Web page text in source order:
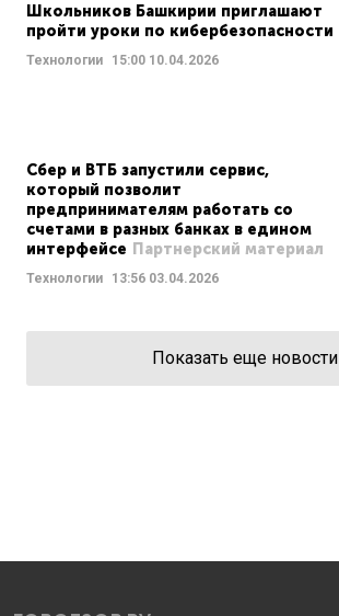
Школьников Башкирии приглашают
пройти уроки по кибербезопасности
Технологии 15:00 10.04.2026
Сбер и ВТБ запустили сервис,
который позволит
предпринимателям работать со
счетами в разных банках в едином
интерфейсе Партнерский материал
Технологии 13:56 03.04.2026
Показать еще новости